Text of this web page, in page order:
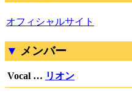
オフィシャルサイト
メンバー
Vocal … リオン